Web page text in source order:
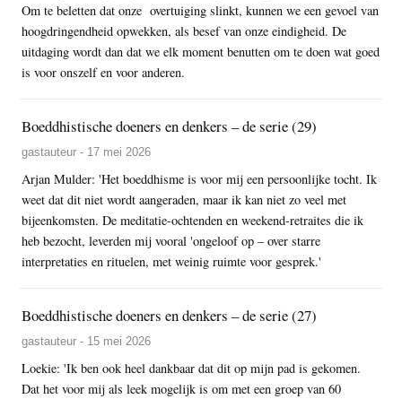
Om te beletten dat onze overtuiging slinkt, kunnen we een gevoel van
hoogdringendheid opwekken, als besef van onze eindigheid. De
uitdaging wordt dan dat we elk moment benutten om te doen wat goed
is voor onszelf en voor anderen.
Boeddhistische doeners en denkers – de serie (29)
gastauteur - 17 mei 2026
Arjan Mulder: 'Het boeddhisme is voor mij een persoonlijke tocht. Ik
weet dat dit niet wordt aangeraden, maar ik kan niet zo veel met
bijeenkomsten. De meditatie-ochtenden en weekend-retraites die ik
heb bezocht, leverden mij vooral 'ongeloof op – over starre
interpretaties en rituelen, met weinig ruimte voor gesprek.'
Boeddhistische doeners en denkers – de serie (27)
gastauteur - 15 mei 2026
Loekie: 'Ik ben ook heel dankbaar dat dit op mijn pad is gekomen.
Dat het voor mij als leek mogelijk is om met een groep van 60